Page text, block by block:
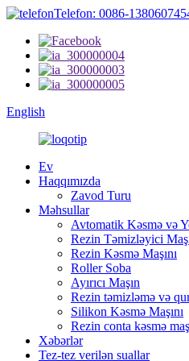
Telefon: 0086-
English
Ev
Haqqımızda
Zavod Turu
Məhsullar
Avtomatik Kəsmə və
Rezin Təmizləyici
Rezin Kəsmə Maşını
Roller Soba
Ayırıcı Maşın
Rezin təmizləmə və
Silikon Kəsmə Maşını
Rezin conta kəsmə
Xəbərlər
Tez-tez verilən suallar